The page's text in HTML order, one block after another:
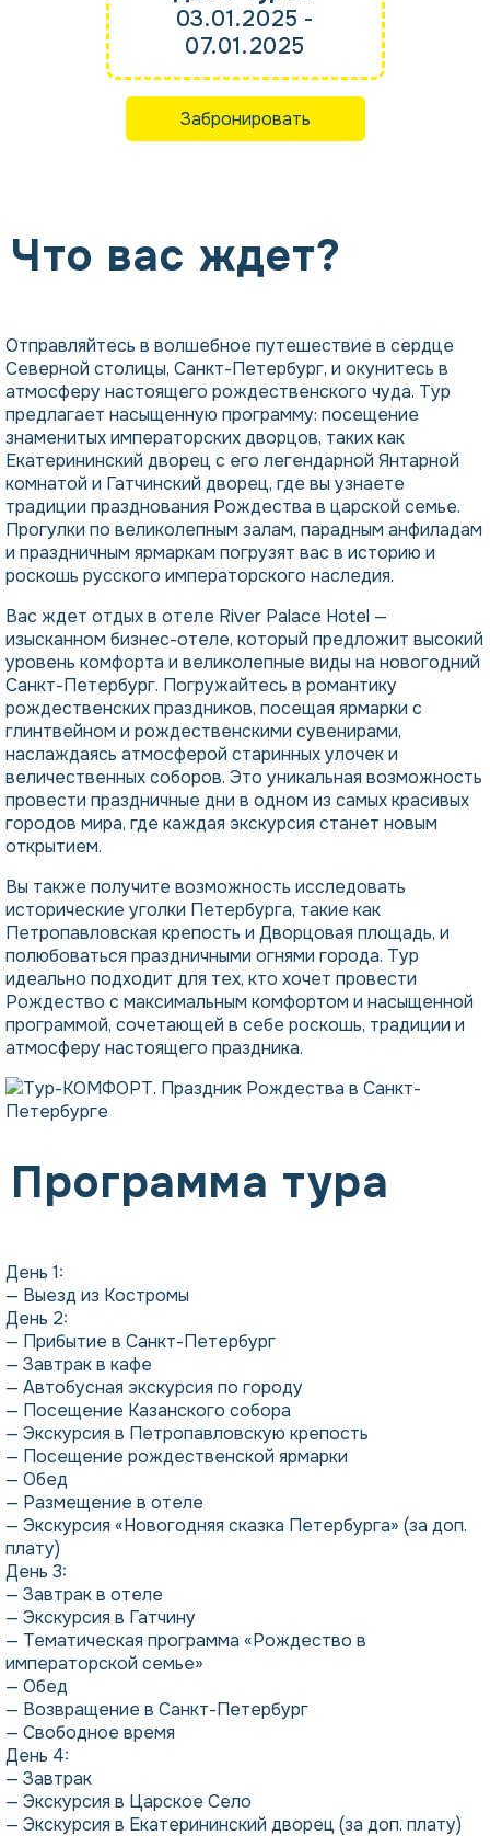
03.01.2025 -
07.01.2025
Забронировать
Что вас ждет?
Отправляйтесь в волшебное путешествие в сердце
Северной столицы, Санкт-Петербург, и окунитесь в
атмосферу настоящего рождественского чуда. Тур
предлагает насыщенную программу: посещение
знаменитых императорских дворцов, таких как
Екатерининский дворец с его легендарной Янтарной
комнатой и Гатчинский дворец, где вы узнаете
традиции празднования Рождества в царской семье.
Прогулки по великолепным залам, парадным анфиладам
и праздничным ярмаркам погрузят вас в историю и
роскошь русского императорского наследия.
Вас ждет отдых в отеле River Palace Hotel —
изысканном бизнес-отеле, который предложит высокий
уровень комфорта и великолепные виды на новогодний
Санкт-Петербург. Погружайтесь в романтику
рождественских праздников, посещая ярмарки с
глинтвейном и рождественскими сувенирами,
наслаждаясь атмосферой старинных улочек и
величественных соборов. Это уникальная возможность
провести праздничные дни в одном из самых красивых
городов мира, где каждая экскурсия станет новым
открытием.
Вы также получите возможность исследовать
исторические уголки Петербурга, такие как
Петропавловская крепость и Дворцовая площадь, и
полюбоваться праздничными огнями города. Тур
идеально подходит для тех, кто хочет провести
Рождество с максимальным комфортом и насыщенной
программой, сочетающей в себе роскошь, традиции и
атмосферу настоящего праздника.
Программа тура
День 1:
— Выезд из Костромы
День 2:
— Прибытие в Санкт-Петербург
— Завтрак в кафе
— Автобусная экскурсия по городу
— Посещение Казанского собора
— Экскурсия в Петропавловскую крепость
— Посещение рождественской ярмарки
— Обед
— Размещение в отеле
— Экскурсия «Новогодняя сказка Петербурга» (за доп.
плату)
День 3:
— Завтрак в отеле
— Экскурсия в Гатчину
— Тематическая программа «Рождество в
императорской семье»
— Обед
— Возвращение в Санкт-Петербург
— Свободное время
День 4:
— Завтрак
— Экскурсия в Царское Село
— Экскурсия в Екатерининский дворец (за доп. плату)